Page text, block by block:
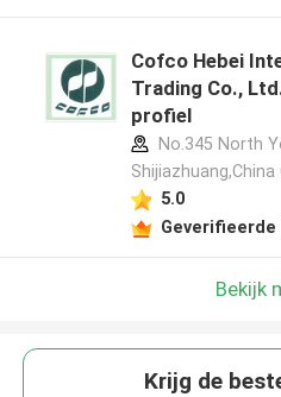
Cofco Hebei
Trading Co.,
profiel
No.345 North
Shijiazhuang,China
5.0
Geverifieerde
Bekijk
Krijg de